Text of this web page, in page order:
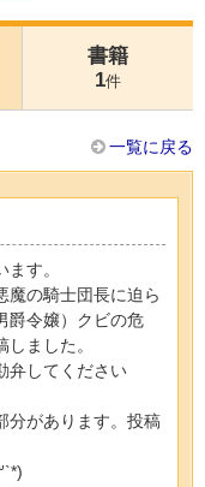
書籍
1件
一覧に戻る
す。
の騎士団長に迫ら
爵令嬢）クビの危
ました。
弁してください
分があります。投稿